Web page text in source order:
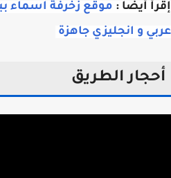
أيضا : موقع زخرفة اسماء
و انجليزي جاهزة
الطريق